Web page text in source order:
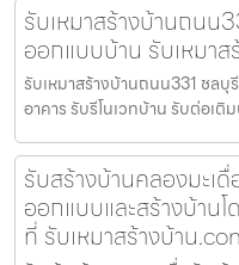
รับเหมาสร้างบ้านถนน
ออกแบบบ้าน รับเหมาส
รับเหมาสร้างบ้านถนน331 ชลบุ
อาคาร รับรีโนเวทบ้าน รับต่อเติ
รับสร้างบ้านคลองมะเ
ออกแบบและสร้างบ้าน
ที่ รับเหมาสร้างบ้าน